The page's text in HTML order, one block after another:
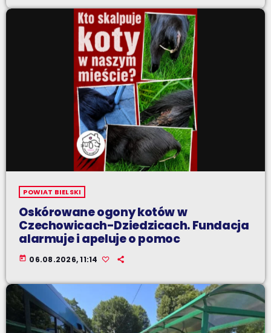
POWIAT BIELSKI
Oskórowane ogony kotów w
Czechowicach-Dziedzicach. Fundacja
alarmuje i apeluje o pomoc
today 06.08.2026, 11:14